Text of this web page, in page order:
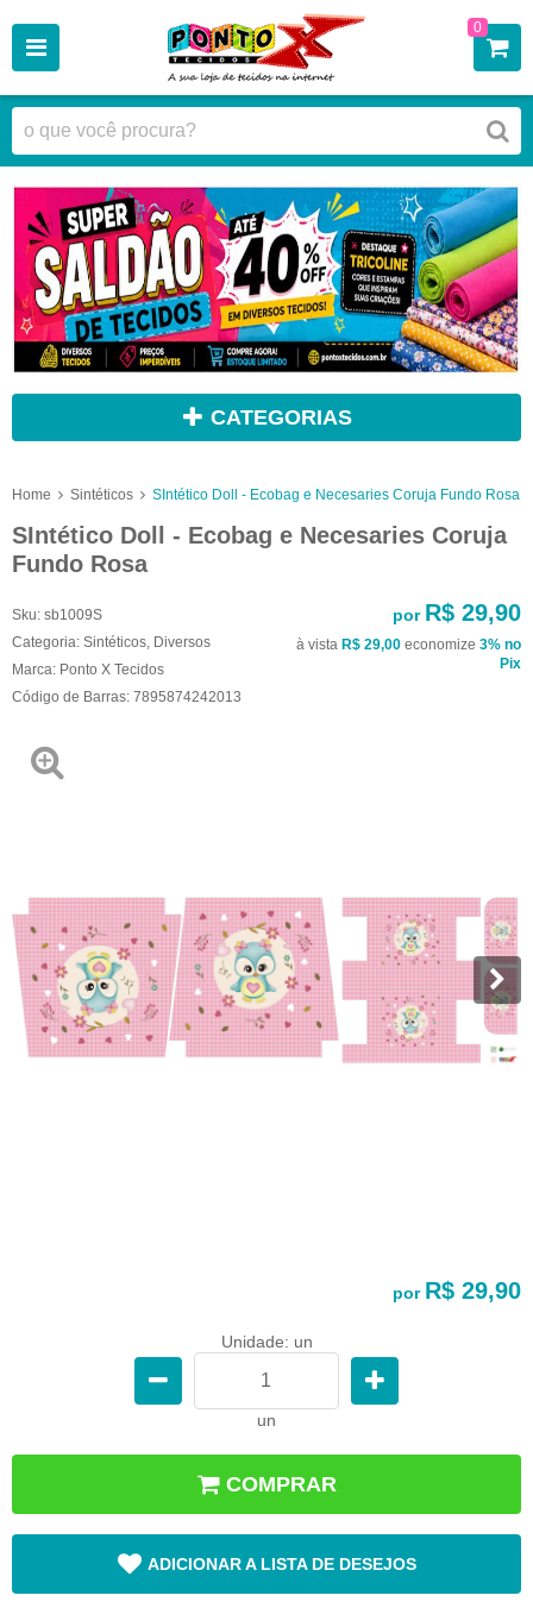
0
CATEGORIAS
Home Sintéticos SIntético Doll - Ecobag e Necesaries Coruja Fundo Rosa
SIntético Doll - Ecobag e Necesaries Coruja
Fundo Rosa
Sku: sb1009S
Categoria: Sintéticos, Diversos
Marca: Ponto X Tecidos
Código de Barras: 7895874242013
por R$ 29,90
à vista R$ 29,00 economize 3% no
Pix
por R$ 29,90
Unidade: un
un
COMPRAR
ADICIONAR A LISTA DE DESEJOS